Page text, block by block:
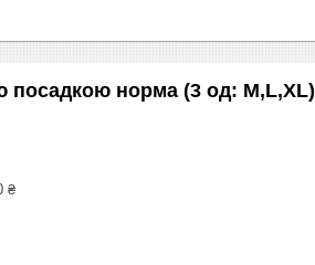
посадкою норма (3 од: M,L,XL)
₴